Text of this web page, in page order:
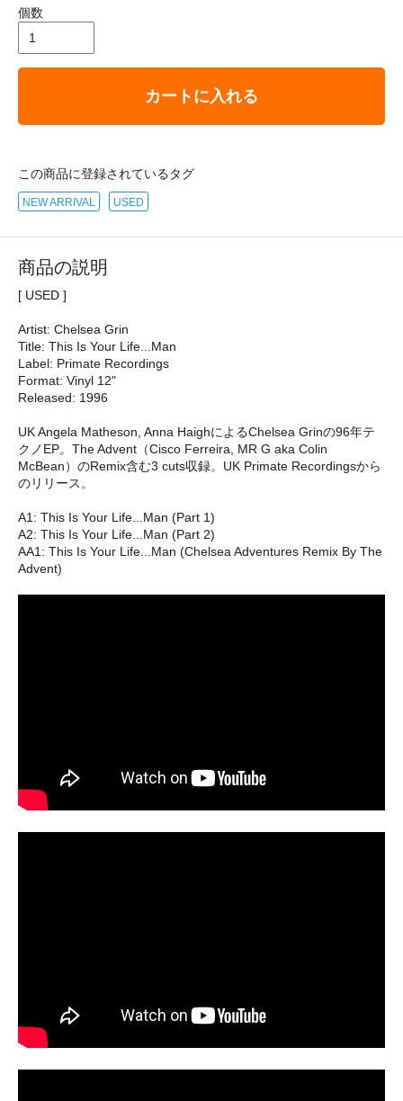
個数
カートに入れる
この商品に登録されているタグ
NEW ARRIVAL USED
商品の説明
[ USED ]
Artist: Chelsea Grin
Title: This Is Your Life...Man
Label: Primate Recordings
Format: Vinyl 12"
Released: 1996
UK Angela Matheson, Anna HaighによるChelsea Grinの96年テ
クノEP。The Advent（Cisco Ferreira, MR G aka Colin
McBean）のRemix含む3 cuts収録。UK Primate Recordingsから
のリリース。
A1: This Is Your Life...Man (Part 1)
A2: This Is Your Life...Man (Part 2)
AA1: This Is Your Life...Man (Chelsea Adventures Remix By The
Advent)